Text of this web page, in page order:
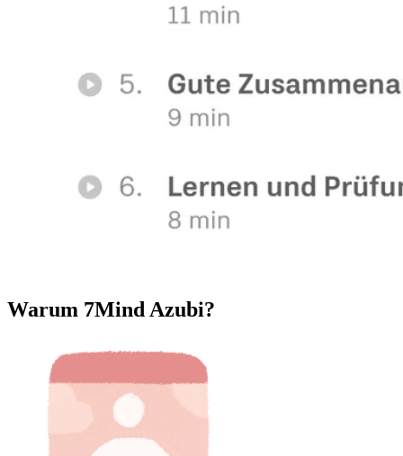
Warum 7Mind Azubi?